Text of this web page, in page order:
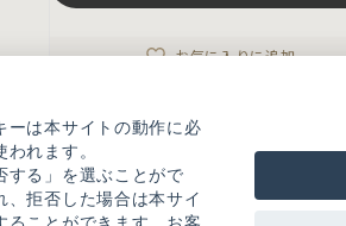
お気に入りに追加
アイテム説明
パイル地の小さなドットが総柄になったＴ
キナリとクロは飽きの来ない定番カラー。
ーは本サイトの動作に必
れます。
する」を選ぶことがで
、拒否した場合は本サイ